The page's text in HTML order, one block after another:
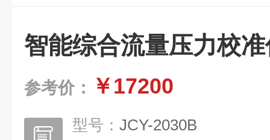
智能综合流量压力校
参考价： ￥17200
型号： JCY-2030B